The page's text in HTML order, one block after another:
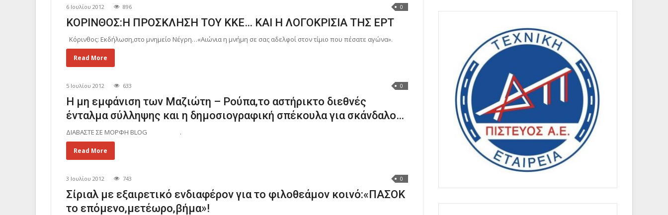
6 Ιουλίου 2012 896 0
ΚΟΡΙΝΘΟΣ:Η ΠΡΟΣΚΛΗΣΗ ΤΟΥ ΚΚΕ… ΚΑΙ Η ΛΟΓΟΚΡΙΣΙΑ ΤΗΣ ΕΡΤ
Κόρινθος: Εκδήλωση,στο μνημείο Νέγρη…«Αιώνια η μνήμη σε σας αδελφοί στον τίμιο που πέσατε αγώνα».
Read More
5 Ιουλίου 2012 633 0
Η μη εμφάνιση των Μαζιώτη – Ρούπα,το αστήρικτο διεθνές
ένταλμα σύλληψης και η δημοσιογραφική σπέκουλα για σκάνδαλο…
ΔΙΑΒΑΣΤΕ ΣΕ ΜΟΡΦΗ BLOG .
Read More
3 Ιουλίου 2012 743 0
Σίριαλ με εξαιρετικό ενδιαφέρον για το φιλοθεάμον κοινό:«ΠΑΣΟΚ
το επόμενο,μετέωρο,βήμα»!